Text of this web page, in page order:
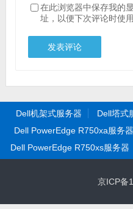
在此浏览器中保存我的
址，以便下次评论时使用
Dell机架式服务器 Dell塔式
Dell PowerEdge R750xa服务器
Dell PowerEdge R750xs服务器
京ICP备